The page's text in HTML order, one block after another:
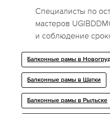
Специалисты по
мастеров
и соблюдение
Балконные рамы в
Балконные рамы в Шатки
Балконные рамы в Рыльске